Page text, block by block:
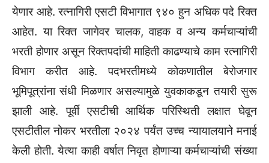
येणार आहे. रत्नागिरी एसटी विभागात ९४० हुन अधिक पदे रिक्त
आहेत. या रिक्त जागेवर चालक, वाहक व अन्य कर्मचाऱ्यांची
भरती होणार असून रिक्तपदांची माहिती काढण्याचे काम रत्नागिरी
विभाग करीत आहे. पदभरतीमध्ये कोकणातील बेरोजगार
भूमिपूत्रांना संधी मिळणार असल्यामुळे युवकाकडून तयारी सुरू
झाली आहे. पूर्वी एसटीची आर्थिक परिस्थिती लक्षात घेवून
एसटीतील नोकर भरतीला २०२४ पर्यंत उच्च न्यायालयाने मनाई
केली होती. येत्या काही वर्षात निवृत होणाऱ्या कर्मचाऱ्यांची संख्या